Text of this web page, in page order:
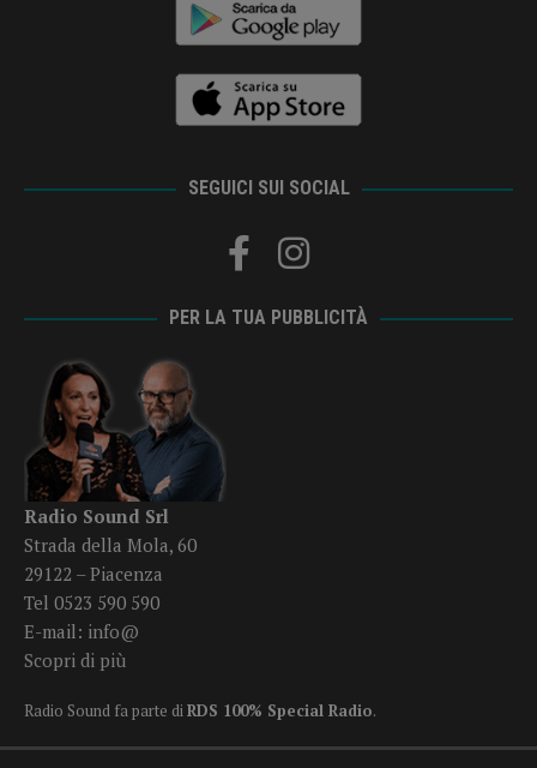
SEGUICI SUI SOCIAL
PER LA TUA PUBBLICITÀ
Radio Sound Srl
Strada della Mola, 60
29122 – Piacenza
Tel 0523 590 590
E-mail: info@
Scopri di più
Radio Sound fa parte diRDS 100% Special Radio.